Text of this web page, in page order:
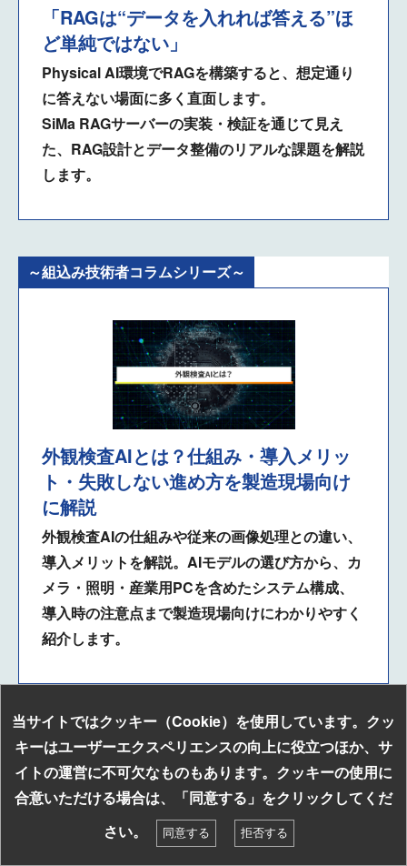
「RAGは“データを入れれば答える”ほ
ど単純ではない」
Physical AI環境でRAGを構築すると、想定通り
に答えない場面に多く直面します。
SiMa RAGサーバーの実装・検証を通じて見え
た、RAG設計とデータ整備のリアルな課題を解説
します。
～組込み技術者コラムシリーズ～
外観検査AIとは？仕組み・導入メリッ
ト・失敗しない進め方を製造現場向け
に解説
外観検査AIの仕組みや従来の画像処理との違い、
導入メリットを解説。AIモデルの選び方から、カ
メラ・照明・産業用PCを含めたシステム構成、
導入時の注意点まで製造現場向けにわかりやすく
紹介します。
フィジカルAIの関連ソリューション
お探しの組み込み製品はキーワードで検索！
当サイトではクッキー（Cookie）を使用しています。クッ
キーはユーザーエクスペリエンスの向上に役立つほか、サ
イトの運営に不可欠なものもあります。クッキーの使用に
合意いただける場合は、「同意する」をクリックしてくだ
さい。
同意する 拒否する